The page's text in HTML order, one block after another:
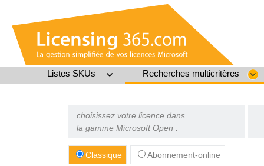
Listes SKUs Recherches multicritères
choisissez votre licence dans
la gamme Microsoft Open :
Classique Abonnement-online